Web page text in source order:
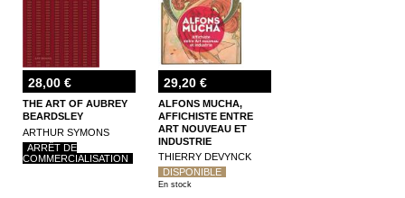
28,00 €
THE ART OF AUBREY
BEARDSLEY
ARTHUR SYMONS
ARRÊT DE
COMMERCIALISATION
29,20 €
ALFONS MUCHA,
AFFICHISTE ENTRE
ART NOUVEAU ET
INDUSTRIE
THIERRY DEVYNCK
DISPONIBLE
En stock